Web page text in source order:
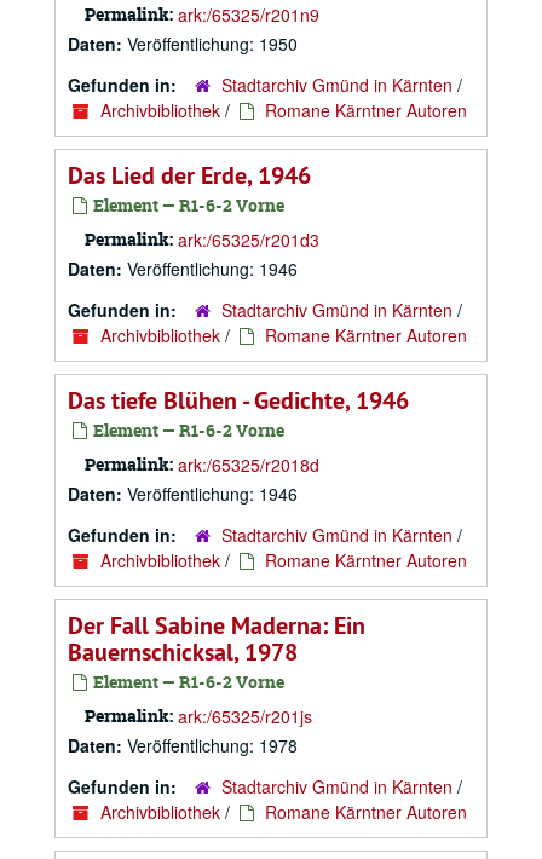
Permalink: ark:/65325/r201n9
Daten: Veröffentlichung: 1950
Gefunden in:
Stadtarchiv Gmünd in Kärnten /
Archivbibliothek / Romane Kärntner Autoren
Das Lied der Erde, 1946
Element — R1-6-2 Vorne
Permalink: ark:/65325/r201d3
Daten: Veröffentlichung: 1946
Gefunden in:
Stadtarchiv Gmünd in Kärnten /
Archivbibliothek / Romane Kärntner Autoren
Das tiefe Blühen - Gedichte, 1946
Element — R1-6-2 Vorne
Permalink: ark:/65325/r2018d
Daten: Veröffentlichung: 1946
Gefunden in:
Stadtarchiv Gmünd in Kärnten /
Archivbibliothek / Romane Kärntner Autoren
Der Fall Sabine Maderna: Ein
Bauernschicksal, 1978
Element — R1-6-2 Vorne
Permalink: ark:/65325/r201js
Daten: Veröffentlichung: 1978
Gefunden in:
Stadtarchiv Gmünd in Kärnten /
Archivbibliothek / Romane Kärntner Autoren